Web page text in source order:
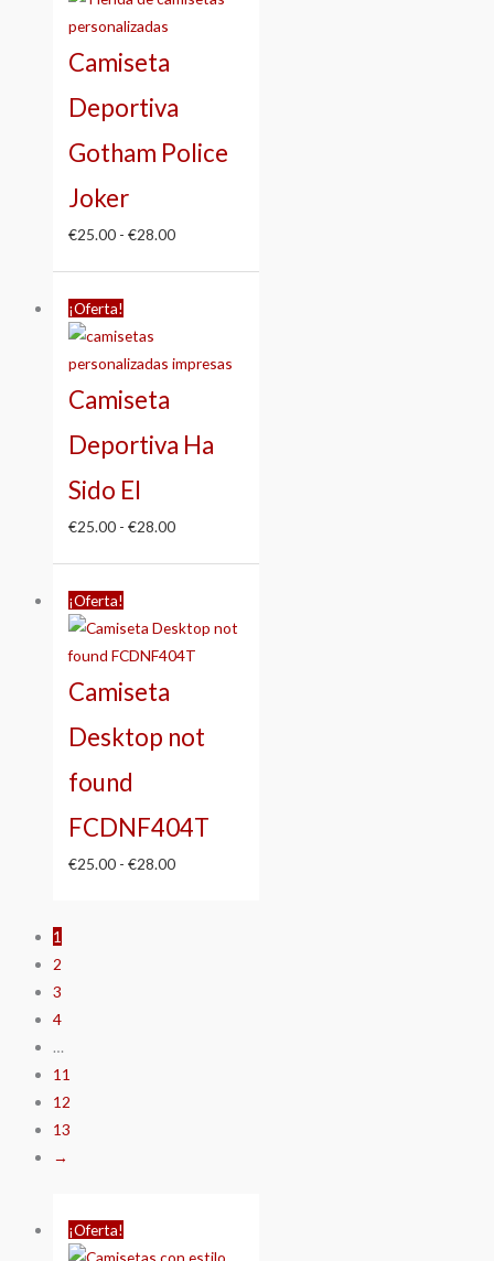
Camiseta
Deportiva
Gotham Police
Joker
€25.00 - €28.00
€28.00
¡Oferta!
Camiseta
Deportiva Ha
Sido El
€25.00 - €28.00
desde
€28.00
¡Oferta!
Camiseta
Desktop not
found
FCDNF404T
€25.00 - €28.00
precios:
desde
€28.00
1
2
3
4
…
11
12
13
→
¡Oferta!